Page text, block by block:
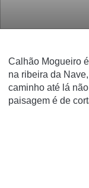
Calhão Mogueiro
na ribeira da
caminho até lá
paisagem é de